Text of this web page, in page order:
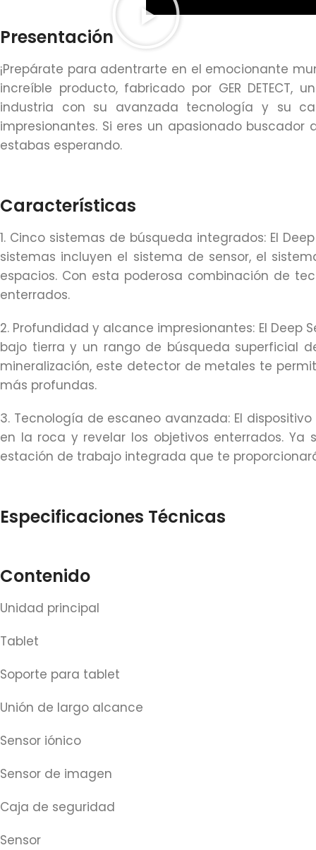
Presentación
¡Prepárate para adentrarte en el emocionante
increíble producto, fabricado por GER
industria con su avanzada tecnología y su
impresionantes. Si eres un apasionado
estabas esperando.
Características
1. Cinco sistemas de búsqueda integrados: El
sistemas incluyen el sistema de sensor, el
espacios. Con esta poderosa combinación de
enterrados.
2. Profundidad y alcance impresionantes: El
bajo tierra y un rango de búsqueda superficial
mineralización, este detector de metales te
más profundas.
3. Tecnología de escaneo avanzada: El
en la roca y revelar los objetivos enterrados. Ya
estación de trabajo integrada que te
Especificaciones Técnicas
Contenido
Unidad principal
Tablet
Soporte para tablet
Unión de largo alcance
Sensor iónico
Sensor de imagen
Caja de seguridad
Sensor